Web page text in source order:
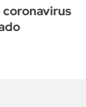
coronavirus